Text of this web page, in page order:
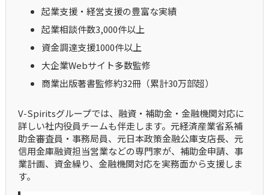
起業支援・経営支援の豊富な実績
起業相談件数3,000件以上
資金調達支援1000件以上
大企業Webサイト多数監修
商業出版著書監修約32冊（累計30万部超）
V-Spiritsグループでは、融資・補助金・金融機関対応に
詳しい社内役員チームも伴走します。元経済産業省系補
助金審査員・事務局員、元日本政策金融公庫支店長、元
信用金庫融資担当営業などの専門家が、補助金申請、事
業計画、資金繰り、金融機関対応を実務面から支援しま
す。